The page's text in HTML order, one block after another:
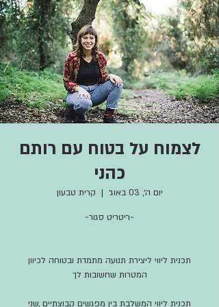
לצמוח על בטוח עם רותם
כהני
יום ה׳, 03 באוג׳
  |
קרית טבעון
תכנית ליווי ליצירת תנועה מתמדת ובטוחה לכיוון
תכנית ליווי המשלבת בין מפגשים קבוצתיים ,שני